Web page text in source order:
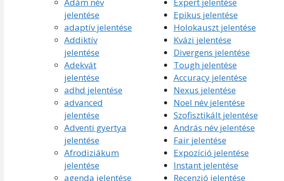
jelentése
adaptív jelentése
Addiktív
jelentése
Adekvát
jelentése
adhd jelentése
advanced
jelentése
Adventi gyertya
jelentése
Afrodiziákum
jelentése
agenda jelentése
Epikus jelentése
Holokauszt jelentése
Kvázi jelentése
Divergens jelentése
Tough jelentése
Accuracy jelentése
Nexus jelentése
Noel név jelentése
Szofisztikált jelentése
András név jelentése
Fair jelentése
Expozíció jelentése
Instant jelentése
Recenzió jelentése